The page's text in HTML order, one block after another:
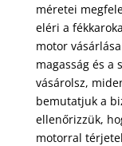
méretei
eléri a
motor
magasság és
vásárolsz,
bemutatjuk a
ellenőrizzük,
motorral